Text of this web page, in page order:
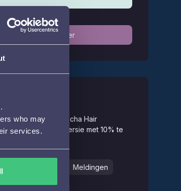
who may
services.
Lees verder
Maileon en Zascha Hair
om de conversie met 10% te
Meldingen